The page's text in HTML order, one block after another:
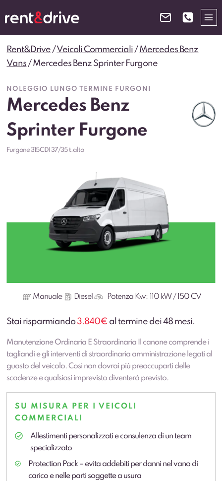
al
contenuto
Rent&Drive /Veicoli Commerciali /Mercedes Benz
Vans /Mercedes Benz Sprinter Furgone
NOLEGGIO LUNGO TERMINE FURGONI
Mercedes Benz
Sprinter Furgone
Furgone 315CDI 37/35 t.alto
Manuale Diesel Potenza Kw: 110 kW / 150 CV
Stai risparmiando3.840€ al termine dei 48 mesi.
Manutenzione Ordinaria E Straordinaria Il canone comprende i
tagliandi e gli interventi di straordinaria amministrazione legati al
guasto del veicolo. Così non dovrai più preoccuparti delle
scadenze e qualsiasi imprevisto diventerà previsto.
SU MISURA PER I VEICOLI
COMMERCIALI
Allestimenti personalizzati e consulenza di un team
specializzato
Protection Pack – evita addebiti per danni nel vano di
carico e nelle parti soggette a usura